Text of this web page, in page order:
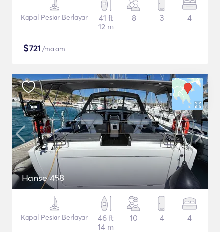
Kapal Pesiar Berlayar
41 ft
12 m
8 3 4
$721 /malam
Hanse 458
Kapal Pesiar Berlayar
46 ft
14 m
10 4 4